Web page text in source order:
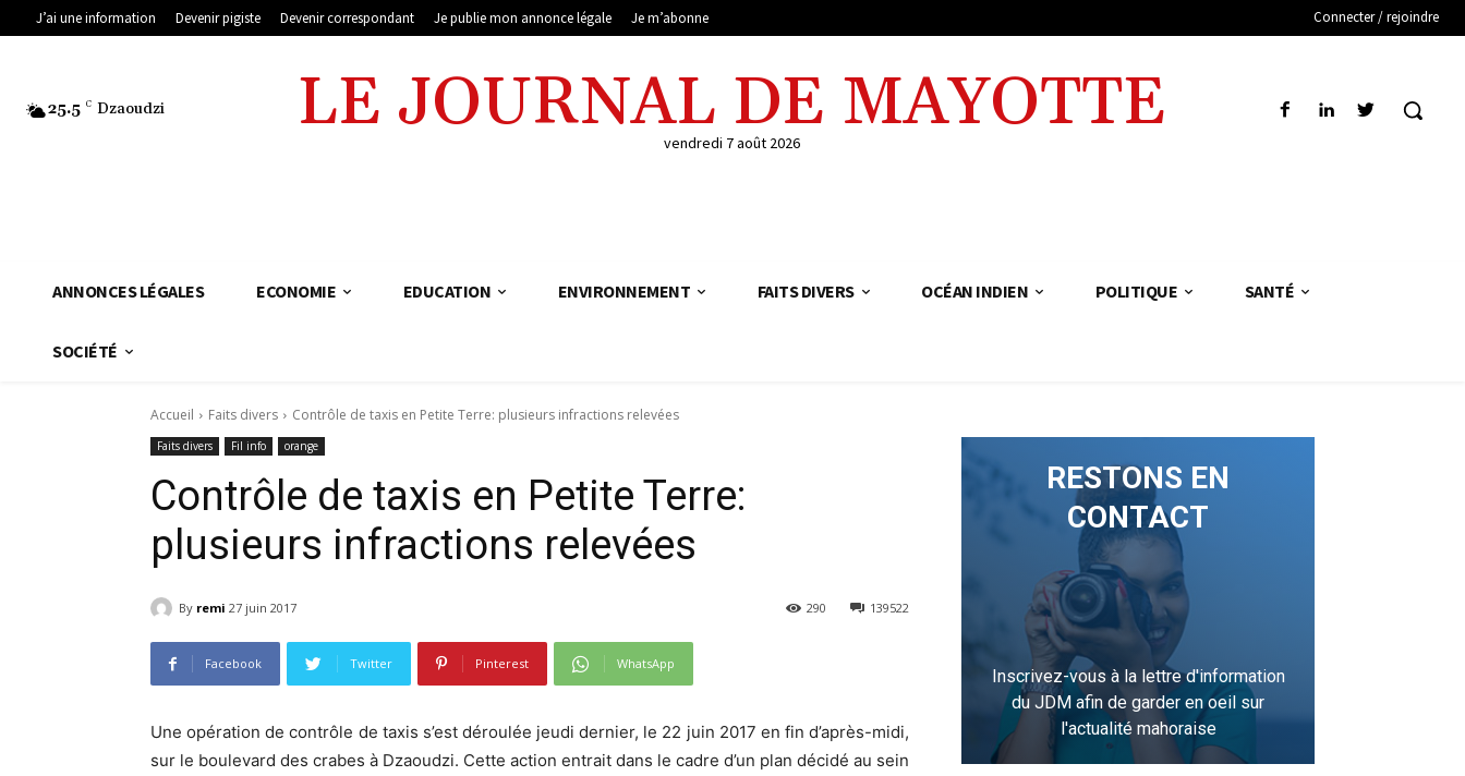
J’ai une information Devenir pigiste Devenir correspondant Je publie mon annonce légale Je m’abonne Connecter / rejoindre
25.5 C Dzaoudzi LE JOURNAL DE MAYOTTE
vendredi 7 août 2026
ANNONCES LÉGALES ECONOMIE EDUCATION ENVIRONNEMENT FAITS DIVERS OCÉAN INDIEN POLITIQUE SANTÉ
SOCIÉTÉ
Accueil Faits divers Contrôle de taxis en Petite Terre: plusieurs infractions relevées
Faits divers Fil info orange
Contrôle de taxis en Petite Terre:
plusieurs infractions relevées
By remi 27 juin 2017 139522
290
Facebook Twitter Pinterest WhatsApp
Une opération de contrôle de taxis s’est déroulée jeudi dernier, le 22 juin 2017 en fin d’après-midi,
sur le boulevard des crabes à Dzaoudzi. Cette action entrait dans le cadre d’un plan décidé au sein
RESTONS EN
CONTACT
Inscrivez-vous à la lettre d'information
du JDM afin de garder en oeil sur
l'actualité mahoraise